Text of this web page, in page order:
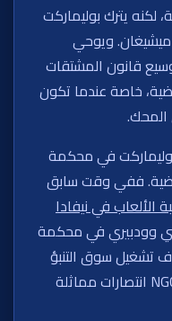
لكنه يترك بوليماركت
ميشيغان. ويوحي
قانون المشتقات
خاصة عندما تكون
المحك.
في محكمة
ففي وقت سابق
في نيفادا
وودبيري في محكمة
تشغيل سوق التنبؤ
داخل حدود الولاية. كما حققت NGCB انتصارات مماثلة